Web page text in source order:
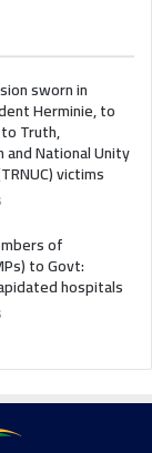
sworn in
Herminie, to
Truth,
and National Unity
victims
of
to Govt:
hospitals